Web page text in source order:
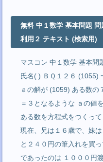
無料 中１数学 基本問題
利用２ テキスト (検索用)
マスコン 中１数学 基本問
氏名( ) ＢＱ１２６ (1055)
ａの解が (1059) ある数の
＝３となるような ａの値
ある数を方程式をつくっ
現在、兄は１６歳で、妹
と２４０円の筆入れを買
であったのは １０００円